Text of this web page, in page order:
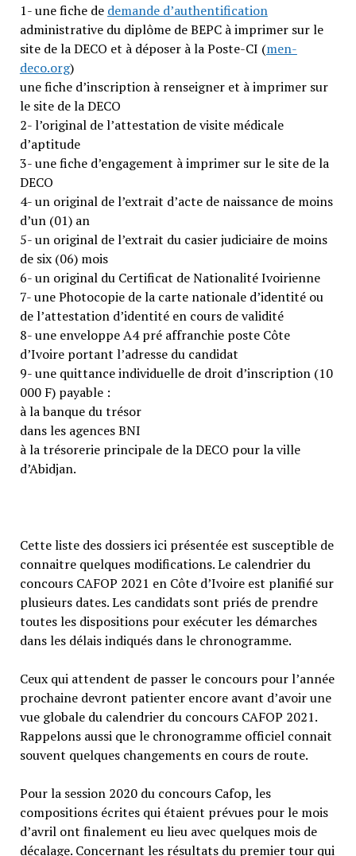
1- une fiche de demande d’authentification
administrative du diplôme de BEPC à imprimer sur le
site de la DECO et à déposer à la Poste-CI (men-
deco.org)
une fiche d’inscription à renseigner et à imprimer sur
le site de la DECO
2- l’original de l’attestation de visite médicale
d’aptitude
3- une fiche d’engagement à imprimer sur le site de la
DECO
4- un original de l’extrait d’acte de naissance de moins
d’un (01) an
5- un original de l’extrait du casier judiciaire de moins
de six (06) mois
6- un original du Certificat de Nationalité Ivoirienne
7- une Photocopie de la carte nationale d’identité ou
de l’attestation d’identité en cours de validité
8- une enveloppe A4 pré affranchie poste Côte
d’Ivoire portant l’adresse du candidat
9- une quittance individuelle de droit d’inscription (10
000 F) payable :
à la banque du trésor
dans les agences BNI
à la trésorerie principale de la DECO pour la ville
d’Abidjan.
Cette liste des dossiers ici présentée est susceptible de
connaitre quelques modifications. Le calendrier du
concours CAFOP 2021 en Côte d’Ivoire est planifié sur
plusieurs dates. Les candidats sont priés de prendre
toutes les dispositions pour exécuter les démarches
dans les délais indiqués dans le chronogramme.
Ceux qui attendent de passer le concours pour l’année
prochaine devront patienter encore avant d’avoir une
vue globale du calendrier du concours CAFOP 2021.
Rappelons aussi que le chronogramme officiel connait
souvent quelques changements en cours de route.
Pour la session 2020 du concours Cafop, les
compositions écrites qui étaient prévues pour le mois
d’avril ont finalement eu lieu avec quelques mois de
décalage. Concernant les résultats du premier tour qui